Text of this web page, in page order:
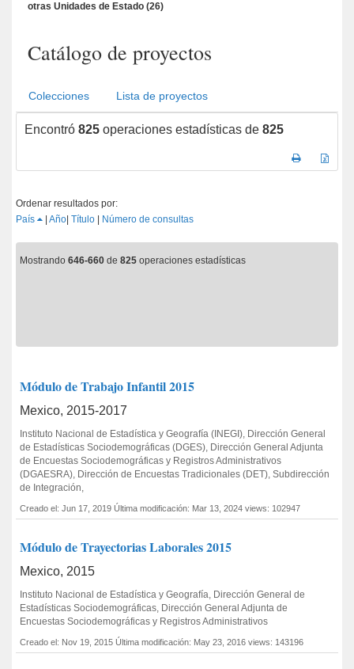
otras Unidades de Estado (26)
Catálogo de proyectos
Colecciones Lista de proyectos
Encontró 825 operaciones estadísticas de 825
Ordenar resultados por:
País
Año Título Número de consultas
Mostrando 646-660 de 825 operaciones estadísticas
Módulo de Trabajo Infantil 2015
Mexico, 2015-2017
Instituto Nacional de Estadística y Geografía (INEGI), Dirección General
de Estadísticas Sociodemográficas (DGES), Dirección General Adjunta
de Encuestas Sociodemográficas y Registros Administrativos
(DGAESRA), Dirección de Encuestas Tradicionales (DET), Subdirección
de Integración,
Creado el: Jun 17, 2019 Última modificación: Mar 13, 2024 views: 102947
Módulo de Trayectorias Laborales 2015
Mexico, 2015
Instituto Nacional de Estadística y Geografía, Dirección General de
Estadísticas Sociodemográficas, Dirección General Adjunta de
Encuestas Sociodemográficas y Registros Administrativos
Creado el: Nov 19, 2015 Última modificación: May 23, 2016 views: 143196